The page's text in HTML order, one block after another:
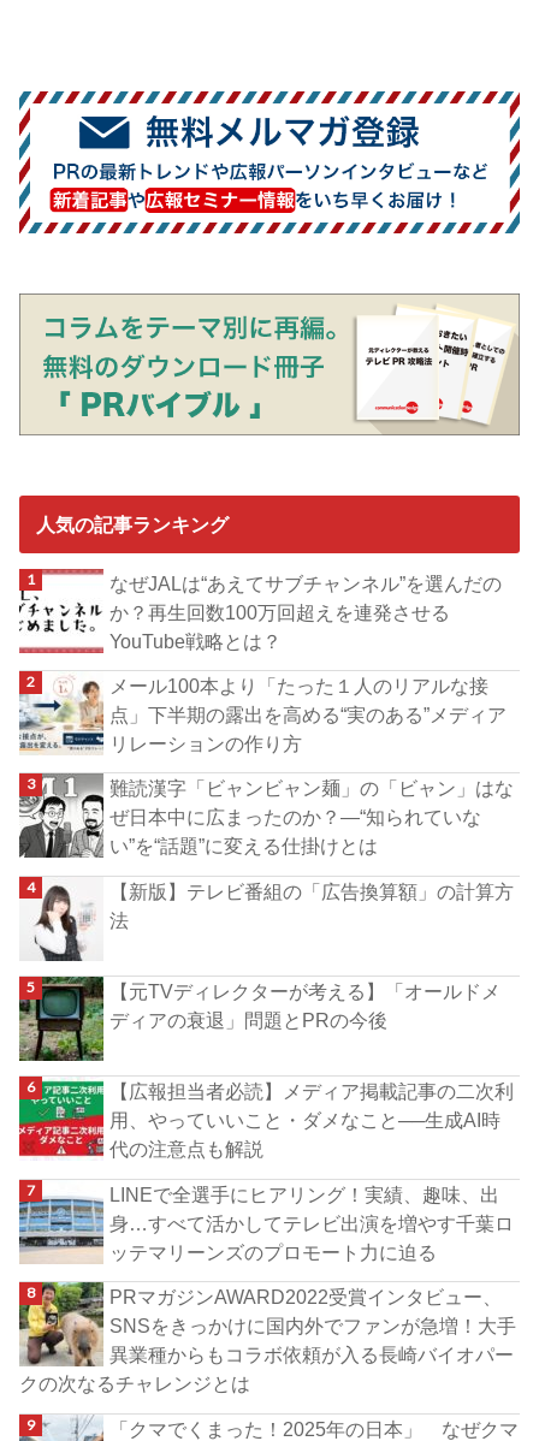
人気の記事ランキング
なぜJALは“あえてサブチャンネル”を選んだの
か？再生回数100万回超えを連発させる
YouTube戦略とは？
メール100本より「たった１人のリアルな接
点」下半期の露出を高める“実のある”メディア
リレーションの作り方
難読漢字「ビャンビャン麺」の「ビャン」はな
ぜ日本中に広まったのか？―“知られていな
い”を“話題”に変える仕掛けとは
【新版】テレビ番組の「広告換算額」の計算方
法
【元TVディレクターが考える】「オールドメ
ディアの衰退」問題とPRの今後
【広報担当者必読】メディア掲載記事の二次利
用、やっていいこと・ダメなこと──生成AI時
代の注意点も解説
LINEで全選手にヒアリング！実績、趣味、出
身…すべて活かしてテレビ出演を増やす千葉ロ
ッテマリーンズのプロモート力に迫る
PRマガジンAWARD2022受賞インタビュー、
SNSをきっかけに国内外でファンが急増！大手
異業種からもコラボ依頼が入る長崎バイオパー
クの次なるチャレンジとは
「クマでくまった！2025年の日本」 なぜクマ